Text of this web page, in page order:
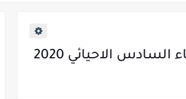
الاحيائي 2020